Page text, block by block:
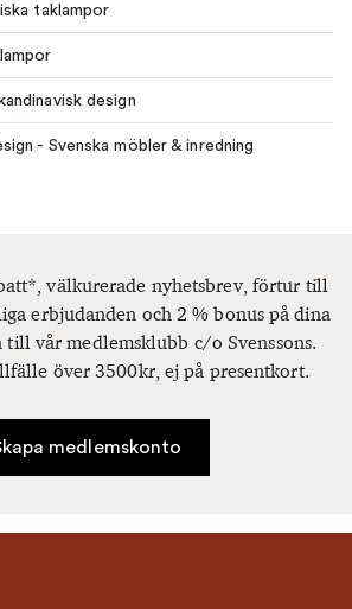
taklampor
design
- Svenska möbler & inredning
välkurerade nyhetsbrev, förtur till
erbjudanden och 2 % bonus på dina
till vår medlemsklubb c/o Svenssons.
över 3500kr, ej på presentkort.
medlemskonto